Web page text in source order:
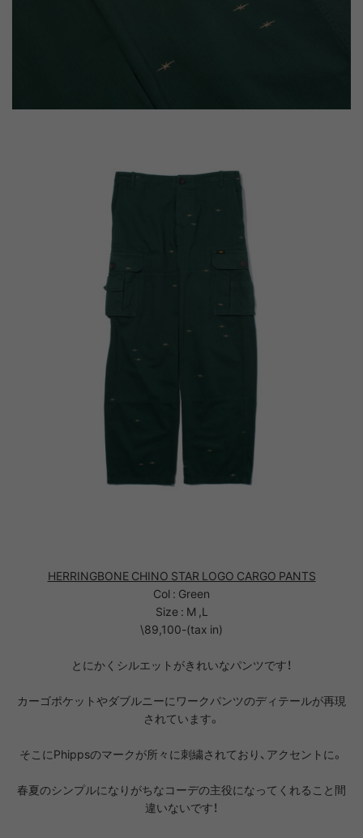
HERRINGBONE CHINO STAR LOGO CARGO PANTS
Col : Green
Size : M ,L
\89,100-(tax in)
とにかくシルエットがきれいなパンツです！
カーゴポケットやダブルニーにワークパンツのディテールが再現
されています。
そこにPhippsのマークが所々に刺繍されており、アクセントに。
春夏のシンプルになりがちなコーデの主役になってくれること間
違いないです！